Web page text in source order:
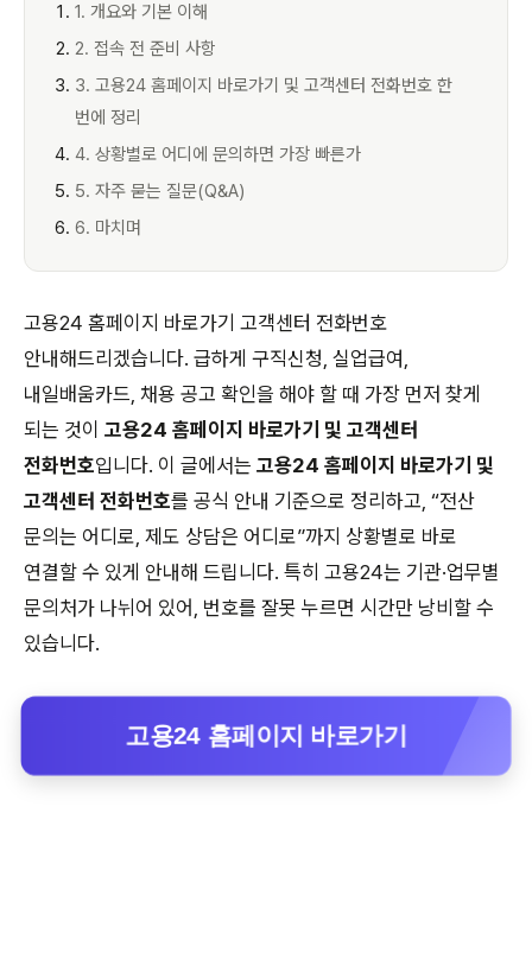
1. 개요와 기본 이해
2. 접속 전 준비 사항
3. 고용24 홈페이지 바로가기 및 고객센터 전화번호 한
번에 정리
4. 상황별로 어디에 문의하면 가장 빠른가
5. 자주 묻는 질문(Q&A)
6. 마치며
고용24 홈페이지 바로가기 고객센터 전화번호
안내해드리겠습니다. 급하게 구직신청, 실업급여,
내일배움카드, 채용 공고 확인을 해야 할 때 가장 먼저 찾게
되는 것이 고용24 홈페이지 바로가기 및 고객센터
전화번호입니다. 이 글에서는 고용24 홈페이지 바로가기 및
고객센터 전화번호를 공식 안내 기준으로 정리하고, “전산
문의는 어디로, 제도 상담은 어디로”까지 상황별로 바로
연결할 수 있게 안내해 드립니다. 특히 고용24는 기관·업무별
문의처가 나뉘어 있어, 번호를 잘못 누르면 시간만 낭비할 수
있습니다.
고용24 홈페이지 바로가기